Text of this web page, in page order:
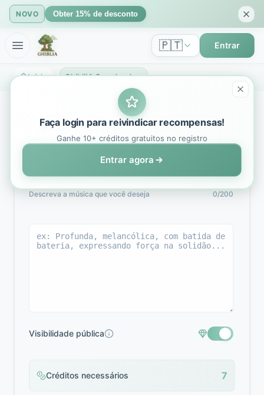
NOVO Obter 15% de desconto
🇵🇹 Entrar
Início GhibliIA Gerador de Música AI | Crie Canções Originais
Gerador de música IA
Personalizado
Descreva a música que você deseja 0/200
Visibilidade pública
Créditos necessários 7
Faça login para reivindicar recompensas!
Ganhe 10+ créditos gratuitos no registro
Entrar agora